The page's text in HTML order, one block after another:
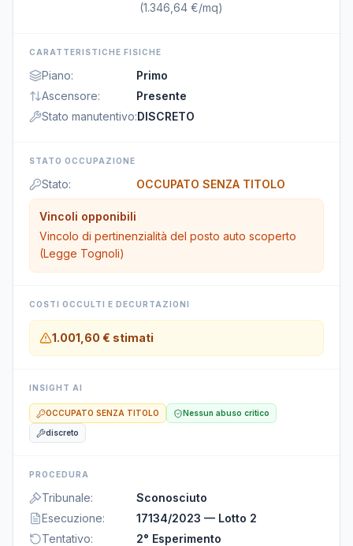
(1.346,64 €/mq)
CARATTERISTICHE FISICHE
Piano:
Primo
Ascensore:
Presente
Stato manutentivo:DISCRETO
STATO OCCUPAZIONE
Stato: OCCUPATO SENZA TITOLO
Vincoli opponibili
Vincolo di pertinenzialità del posto auto scoperto
(Legge Tognoli)
COSTI OCCULTI E DECURTAZIONI
1.001,60 € stimati
INSIGHT AI
OCCUPATO SENZA TITOLO Nessun abuso critico
discreto
PROCEDURA
Tribunale:
Sconosciuto
Esecuzione:
17134/2023 — Lotto 2
Tentativo:
2° Esperimento